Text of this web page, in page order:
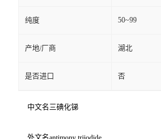
纯度 50~99
产地/厂商 湖北
是否进口 否
中文名三碘化锑